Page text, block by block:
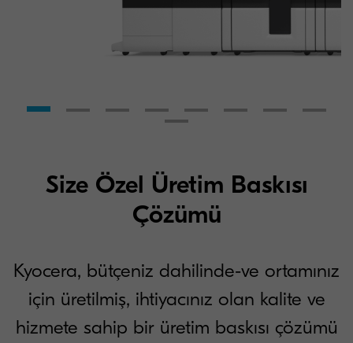
Size Özel Üretim Baskısı
Çözümü
Kyocera, bütçeniz dahilinde-ve ortamınız
için üretilmiş, ihtiyacınız olan kalite ve
hizmete sahip bir üretim baskısı çözümü